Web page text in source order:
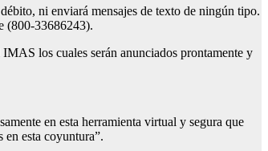
ni enviará mensajes de texto de ningún tipo.
(800-33686243).
los cuales serán anunciados prontamente y
en esta herramienta virtual y segura que
en esta coyuntura”.